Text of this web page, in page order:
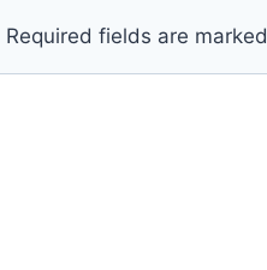
Required fields are marked